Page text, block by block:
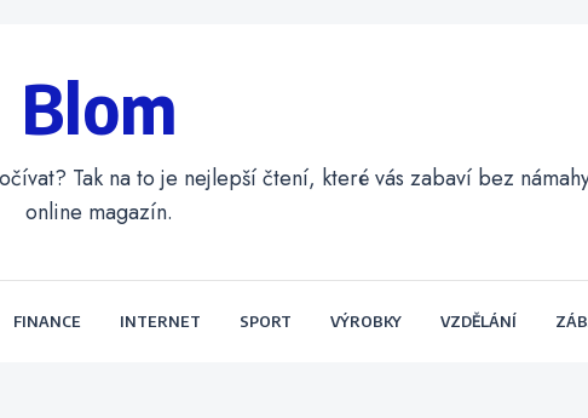
Blom
Tak na to je nejlepší čtení, které vás zabaví bez
online magazín.
FINANCE INTERNET SPORT VÝROBKY VZDĚLÁNÍ